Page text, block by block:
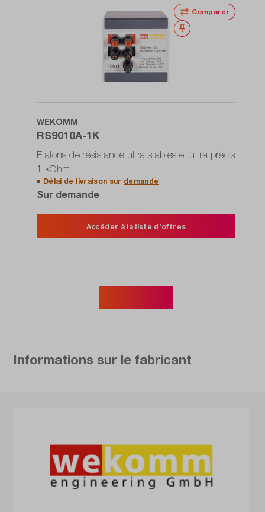
Comparer
Noter
WEKOMM
RS9010A-1K
Etalons de résistance ultra stables et ultra précis
1 kOhm
Délai de livraison sur demande
Sur demande
Accéder à la liste d'offres
Informations sur le fabricant